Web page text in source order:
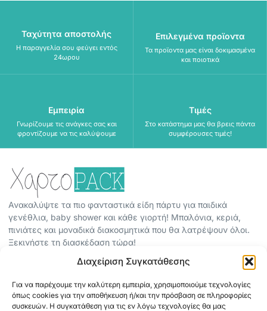
Διαχείριση Συγκατάθεσης
Για να παρέχουμε την καλύτερη εμπειρία, χρησιμοποιούμε τεχνολογίες
όπως cookies για την αποθήκευση ή/και την πρόσβαση σε πληροφορίες
συσκευών. Η συγκατάθεση για τις εν λόγω τεχνολογίες θα μας
Ταχύτητα αποστολής
Η παραγγελία σου φεύγει εντός
24ωρου
Επιλεγμένα προϊοντα
Τα προϊοντα μας είναι δοκιμασμένα
και ποιοτικά
Εμπειρία
Γνωρίζουμε τις ανάγκες σας και
φροντίζουμε να τις καλύψουμε
Τιμές
Στο κατάστημα μας θα βρεις πάντα
συμφέρουσες τιμές!
Ανακαλύψτε τα πιο φανταστικά είδη πάρτυ για παιδικά
γενέθλια, baby shower και κάθε γιορτή! Μπαλόνια, κεριά,
πινιάτες και μοναδικά διακοσμητικά που θα λατρέψουν όλοι.
Ξεκινήστε τη διασκέδαση τώρα!
ΟΡΟΙ ΧΡΗΣΗΣ
ΠΟΛΙΤΙΚΗ ΑΠΟΡΡΗΤΟΥ